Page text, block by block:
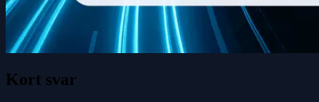
Kort svar